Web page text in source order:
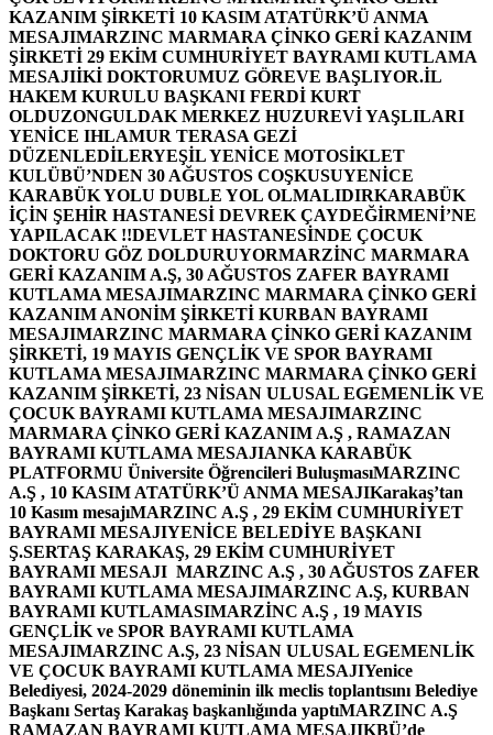
KAZANIM ŞİRKETİ 10 KASIM ATATÜRK’Ü ANMA
MESAJIMARZINC MARMARA ÇİNKO GERİ KAZANIM
ŞİRKETİ 29 EKİM CUMHURİYET BAYRAMI KUTLAMA
MESAJIİKİ DOKTORUMUZ GÖREVE BAŞLIYOR.İL
HAKEM KURULU BAŞKANI FERDİ KURT
OLDUZONGULDAK MERKEZ HUZUREVİ YAŞLILARI
YENİCE IHLAMUR TERASA GEZİ
DÜZENLEDİLERYEŞİL YENİCE MOTOSİKLET
KULÜBÜ’NDEN 30 AĞUSTOS COŞKUSUYENİCE
KARABÜK YOLU DUBLE YOL OLMALIDIRKARABÜK
İÇİN ŞEHİR HASTANESİ DEVREK ÇAYDEĞİRMENİ’NE
YAPILACAK !!DEVLET HASTANESİNDE ÇOCUK
DOKTORU GÖZ DOLDURUYORMARZİNC MARMARA
GERİ KAZANIM A.Ş, 30 AĞUSTOS ZAFER BAYRAMI
KUTLAMA MESAJIMARZINC MARMARA ÇİNKO GERİ
KAZANIM ANONİM ŞİRKETİ KURBAN BAYRAMI
MESAJIMARZINC MARMARA ÇİNKO GERİ KAZANIM
ŞİRKETİ, 19 MAYIS GENÇLİK VE SPOR BAYRAMI
KUTLAMA MESAJIMARZINC MARMARA ÇİNKO GERİ
KAZANIM ŞİRKETİ, 23 NİSAN ULUSAL EGEMENLİK VE
ÇOCUK BAYRAMI KUTLAMA MESAJIMARZINC
MARMARA ÇİNKO GERİ KAZANIM A.Ş , RAMAZAN
BAYRAMI KUTLAMA MESAJIANKA KARABÜK
PLATFORMU Üniversite Öğrencileri BuluşmasıMARZINC
A.Ş , 10 KASIM ATATÜRK’Ü ANMA MESAJIKarakaş’tan
10 Kasım mesajıMARZINC A.Ş , 29 EKİM CUMHURİYET
BAYRAMI MESAJIYENİCE BELEDİYE BAŞKANI
Ş.SERTAŞ KARAKAŞ, 29 EKİM CUMHURİYET
BAYRAMI MESAJI MARZINC A.Ş , 30 AĞUSTOS ZAFER
BAYRAMI KUTLAMA MESAJIMARZINC A.Ş, KURBAN
BAYRAMI KUTLAMASIMARZİNC A.Ş , 19 MAYIS
GENÇLİK ve SPOR BAYRAMI KUTLAMA
MESAJIMARZINC A.Ş, 23 NİSAN ULUSAL EGEMENLİK
VE ÇOCUK BAYRAMI KUTLAMA MESAJIYenice
Belediyesi, 2024-2029 döneminin ilk meclis toplantısını Belediye
Başkanı Sertaş Karakaş başkanlığında yaptıMARZINC A.Ş
RAMAZAN BAYRAMI KUTLAMA MESAJIKBÜ’de